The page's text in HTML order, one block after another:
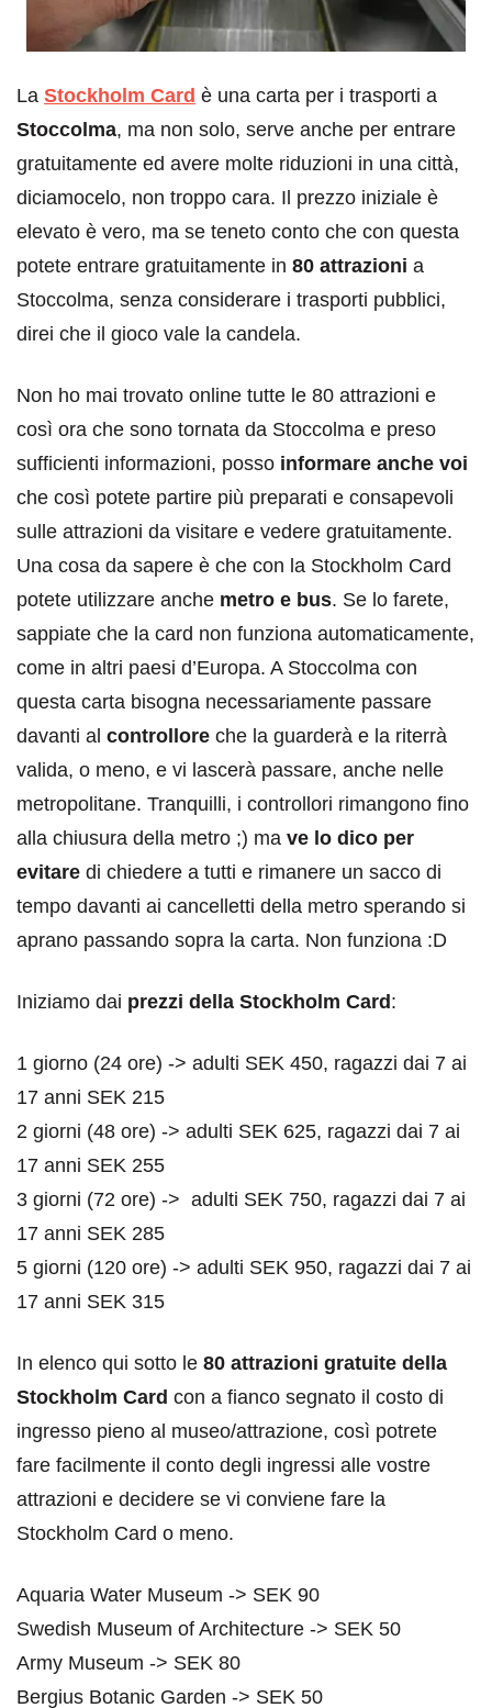
La Stockholm Card è una carta per i trasporti a
Stoccolma, ma non solo, serve anche per entrare
gratuitamente ed avere molte riduzioni in una città,
diciamocelo, non troppo cara. Il prezzo iniziale è
elevato è vero, ma se teneto conto che con questa
potete entrare gratuitamente in 80 attrazioni a
Stoccolma, senza considerare i trasporti pubblici,
direi che il gioco vale la candela.
Non ho mai trovato online tutte le 80 attrazioni e
così ora che sono tornata da Stoccolma e preso
sufficienti informazioni, posso informare anche voi
che così potete partire più preparati e consapevoli
sulle attrazioni da visitare e vedere gratuitamente.
Una cosa da sapere è che con la Stockholm Card
potete utilizzare anche metro e bus. Se lo farete,
sappiate che la card non funziona automaticamente,
come in altri paesi d’Europa. A Stoccolma con
questa carta bisogna necessariamente passare
davanti al controllore che la guarderà e la riterrà
valida, o meno, e vi lascerà passare, anche nelle
metropolitane. Tranquilli, i controllori rimangono fino
alla chiusura della metro ;) ma ve lo dico per
evitare di chiedere a tutti e rimanere un sacco di
tempo davanti ai cancelletti della metro sperando si
aprano passando sopra la carta. Non funziona :D
Iniziamo dai prezzi della Stockholm Card:
1 giorno (24 ore) -> adulti SEK 450, ragazzi dai 7 ai
17 anni SEK 215
2 giorni (48 ore) -> adulti SEK 625, ragazzi dai 7 ai
17 anni SEK 255
3 giorni (72 ore) -> adulti SEK 750, ragazzi dai 7 ai
17 anni SEK 285
5 giorni (120 ore) -> adulti SEK 950, ragazzi dai 7 ai
17 anni SEK 315
In elenco qui sotto le 80 attrazioni gratuite della
Stockholm Card con a fianco segnato il costo di
ingresso pieno al museo/attrazione, così potrete
fare facilmente il conto degli ingressi alle vostre
attrazioni e decidere se vi conviene fare la
Stockholm Card o meno.
Aquaria Water Museum -> SEK 90
Swedish Museum of Architecture -> SEK 50
Army Museum -> SEK 80
Bergius Botanic Garden -> SEK 50